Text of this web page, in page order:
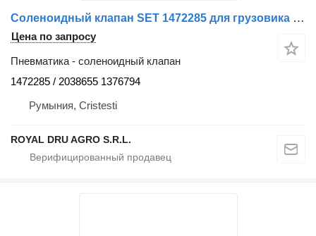
Соленоидный клапан SET 1472285 для грузовика Scania
Цена по запросу
Пневматика - соленоидный клапан
1472285 / 2038655 1376794
Румыния, Cristesti
ROYAL DRU AGRO S.R.L.